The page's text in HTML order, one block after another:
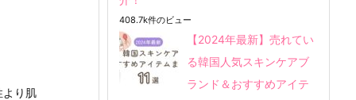
より肌
408.7k件のビュー
【2024年最新】売れてい
る韓国人気スキンケアブ
ランド＆おすすめアイテ